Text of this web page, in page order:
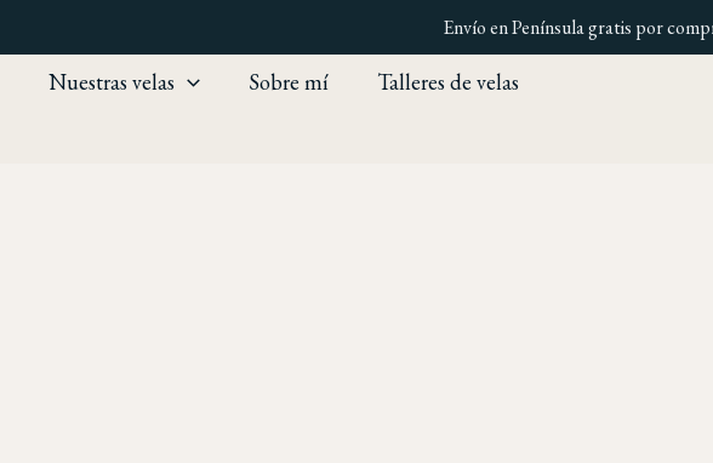
contenidoNuestras velas Sobre mí Talleres de velas
Envío en Península gratis por